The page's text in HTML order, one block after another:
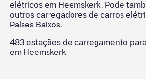
elétricos em Heemskerk
. Pode
outros carregadores de carros
Países Baixos
483 estações de carregamento
em Heemskerk